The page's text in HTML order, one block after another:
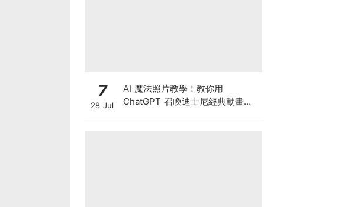
7
28 Jul
AI 魔法照片教學！教你用
ChatGPT 召喚迪士尼經典動畫，